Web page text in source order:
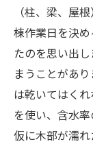
（柱、梁、屋
棟作業日を決
たのを思い出
まうことがあ
は乾いてはく
を使い、含水
仮に木部が濡